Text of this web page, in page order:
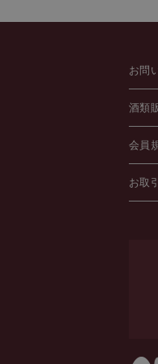
お問
酒類
会員
お取